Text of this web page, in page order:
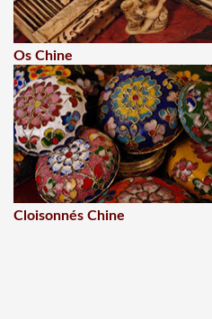
Os Chine
Cloisonnés Chine